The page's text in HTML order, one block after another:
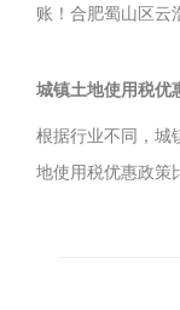
账！合肥蜀山区云
哪些？
城镇土地使用税优
根据行业不同，城
地使用税优惠政策